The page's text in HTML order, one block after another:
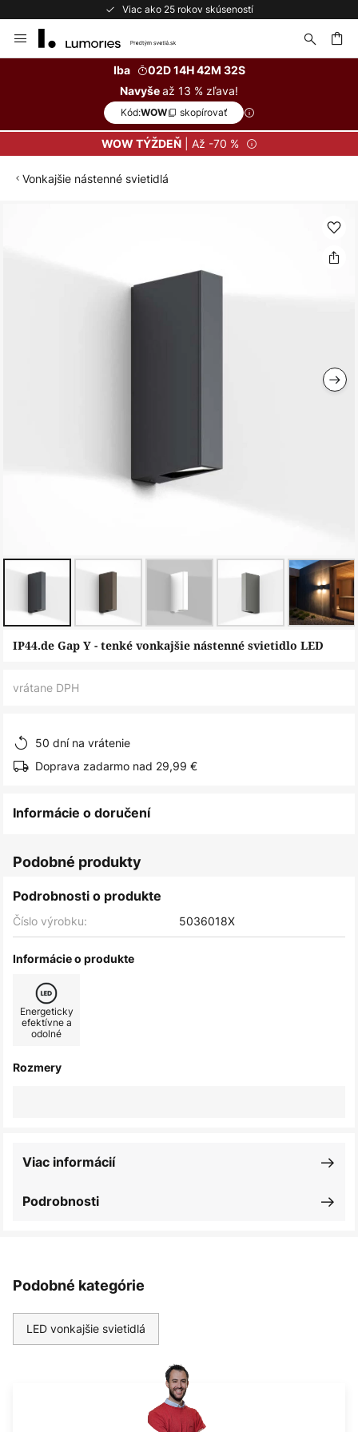
Viac ako 25 rokov skúseností
to
Iba
02D 14H 42M 31S
Navyšeaž 13 % zľava!
Kód:WOW skopírovať
WOW TÝŽDEŇ| Až -70 %
Vonkajšie nástenné svietidlá
Preskočiť
IP44.de Gap Y - tenké vonkajšie nástenné svietidlo LED
vrátane DPH
50 dní na vrátenie
Doprava zadarmo nad 29,99 €
Informácie o doručení
Podobné produkty
Podrobnosti o produkte
Číslo výrobku: 5036018X
Informácie o produkte
Energeticky
efektívne a
odolné
Rozmery
Podrobnosti
Viac informácií
Podobné kategórie
LED vonkajšie svietidlá